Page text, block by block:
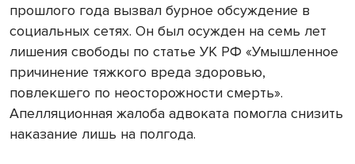
прошлого года вызвал бурное обсуждение в
социальных сетях. Он был осужден на семь лет
лишения свободы по статье УК РФ «Умышленное
причинение тяжкого вреда здоровью,
повлекшего по неосторожности смерть».
Апелляционная жалоба адвоката помогла снизить
наказание лишь на полгода.